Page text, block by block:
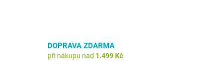
DOPRAVA ZDARMA
při nákupu nad 1.499 Kč